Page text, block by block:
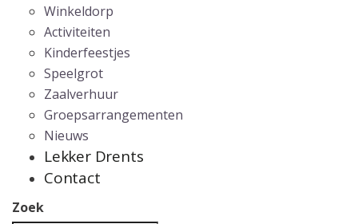
Winkeldorp
Activiteiten
Kinderfeestjes
Speelgrot
Zaalverhuur
Groepsarrangementen
Nieuws
Lekker Drents
Contact
Zoek